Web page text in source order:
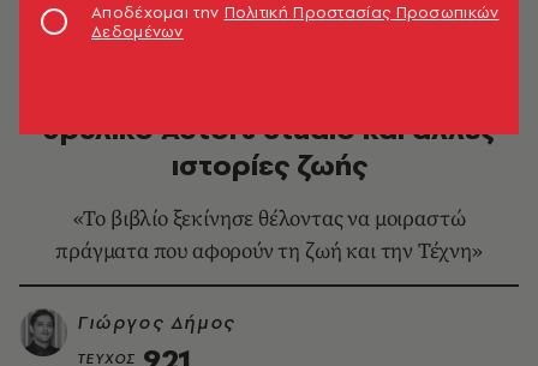
θρυλικό Actors Studio και άλλες
ιστορίες ζωής
«Το βιβλίο ξεκίνησε θέλοντας να μοιραστώ
πράγματα που αφορούν τη ζωή και την Τέχνη»
Γιώργος Δήμος
ΤΕΥΧΟΣ
Αποδέχομαι την Πολιτική Προστασίας Προσωπικών
Δεδομένων